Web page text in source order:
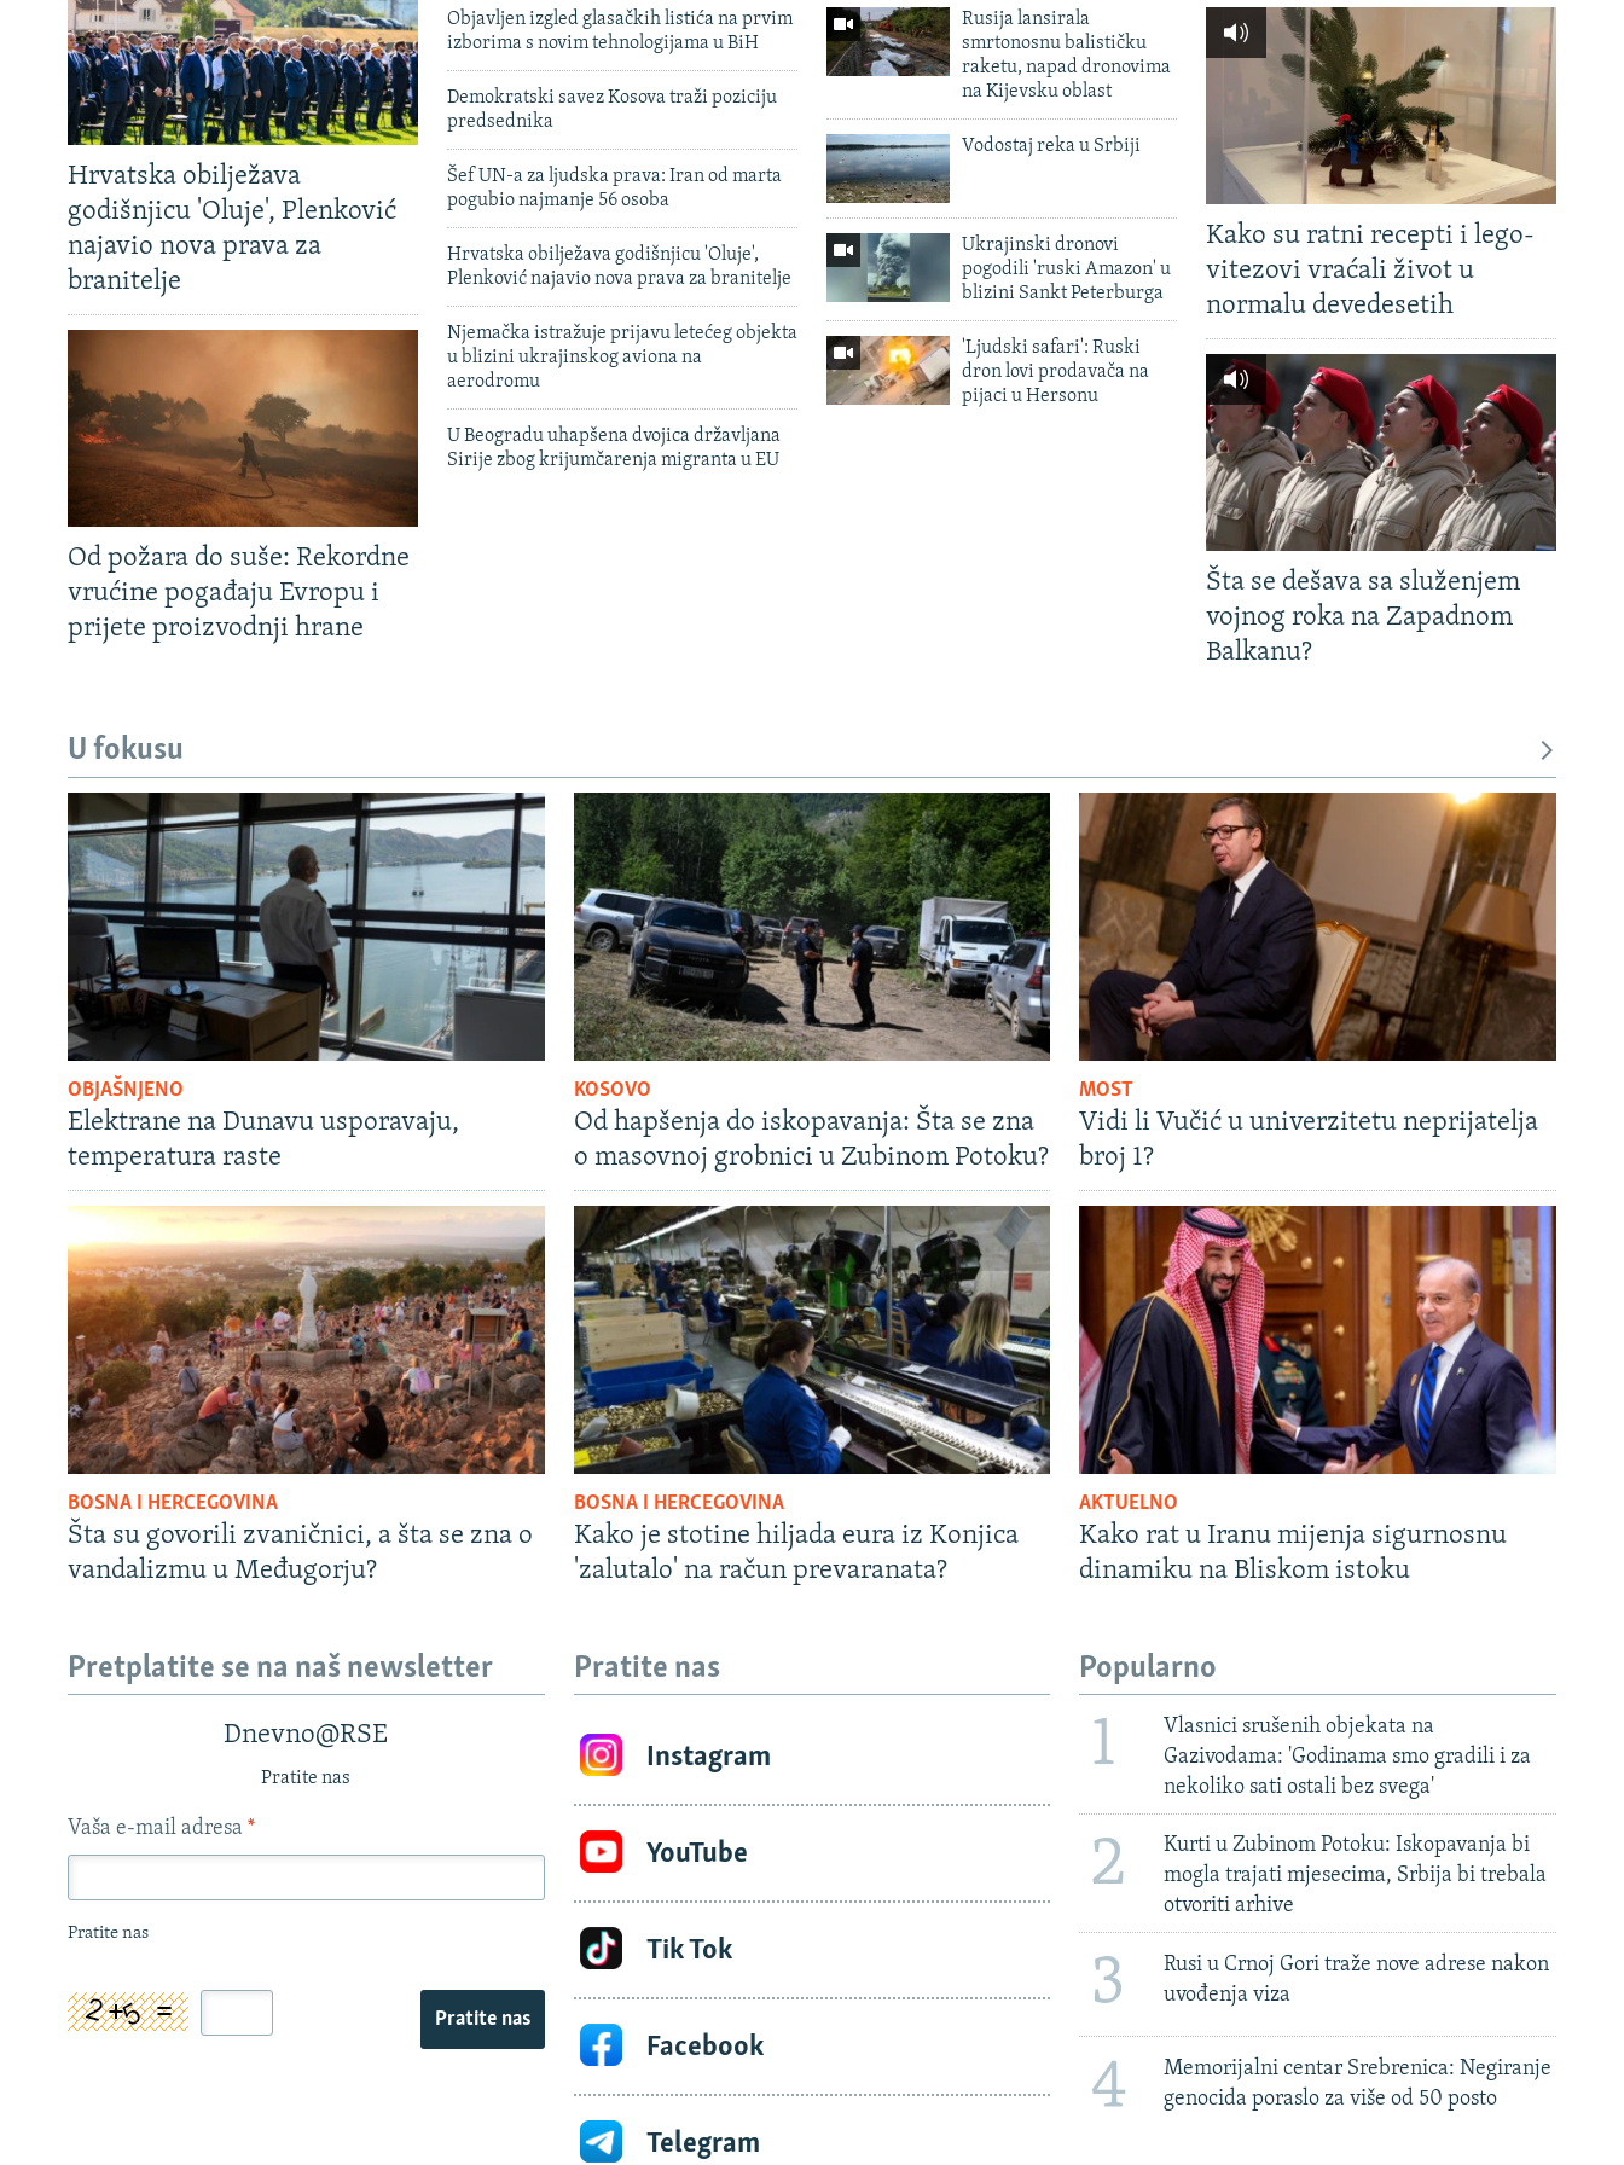
Hrvatska obilježava
godišnjicu 'Oluje', Plenković
najavio nova prava za
branitelje
Od požara do suše: Rekordne
vrućine pogađaju Evropu i
prijete proizvodnji hrane
Objavljen izgled glasačkih listića na prvim
izborima s novim tehnologijama u BiH
Demokratski savez Kosova traži poziciju
predsednika
Šef UN-a za ljudska prava: Iran od marta
pogubio najmanje 56 osoba
Hrvatska obilježava godišnjicu 'Oluje',
Plenković najavio nova prava za branitelje
Njemačka istražuje prijavu letećeg objekta
u blizini ukrajinskog aviona na
aerodromu
U Beogradu uhapšena dvojica državljana
Sirije zbog krijumčarenja migranta u EU
Rusija lansirala
smrtonosnu balističku
raketu, napad dronovima
na Kijevsku oblast
Vodostaj reka u Srbiji
Ukrajinski dronovi
pogodili 'ruski Amazon' u
blizini Sankt Peterburga
'Ljudski safari': Ruski
dron lovi prodavača na
pijaci u Hersonu
Kako su ratni recepti i lego-
vitezovi vraćali život u
normalu devedesetih
Šta se dešava sa služenjem
vojnog roka na Zapadnom
Balkanu?
U fokusu
OBJAŠNJENO
Elektrane na Dunavu usporavaju,
temperatura raste
KOSOVO
Od hapšenja do iskopavanja: Šta se zna
o masovnoj grobnici u Zubinom Potoku?
MOST
Vidi li Vučić u univerzitetu neprijatelja
broj 1?
BOSNA I HERCEGOVINA
Šta su govorili zvaničnici, a šta se zna o
vandalizmu u Međugorju?
BOSNA I HERCEGOVINA
Kako je stotine hiljada eura iz Konjica
'zalutalo' na račun prevaranata?
AKTUELNO
Kako rat u Iranu mijenja sigurnosnu
dinamiku na Bliskom istoku
Pretplatite se na naš newsletter
Dnevno@RSE
Pratite nas
Vaša e-mail adresa *
Pratite nas
Pratite nas
Pratite nas
Instagram
YouTube
Tik Tok
Facebook
Telegram
Popularno
1
Vlasnici srušenih objekata na
Gazivodama: 'Godinama smo gradili i za
nekoliko sati ostali bez svega'
2
Kurti u Zubinom Potoku: Iskopavanja bi
mogla trajati mjesecima, Srbija bi trebala
otvoriti arhive
3
Rusi u Crnoj Gori traže nove adrese nakon
uvođenja viza
4
Memorijalni centar Srebrenica: Negiranje
genocida poraslo za više od 50 posto